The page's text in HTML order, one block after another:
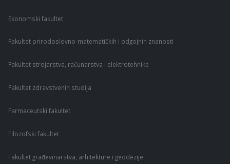
Ekonomski fakultet
Fakultet prirodoslovno-matematičkih i odgojnih znanosti
Fakultet strojarstva, računarstva i elektrotehnike
Fakultet zdravstvenih studija
Farmaceutski fakultet
Filozofski fakultet
Fakultet građevinarstva, arhitekture i geodezije